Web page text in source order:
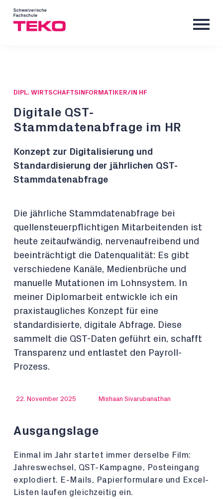
DIPL. WIRTSCHAFTSINFORMATIKER/IN HF
Digitale QST-
Stammdatenabfrage im HR
Konzept zur Digitalisierung und
Standardisierung der jährlichen QST-
Stammdatenabfrage
Die jährliche Stammdatenabfrage bei
quellensteuerpflichtigen Mitarbeitenden ist
heute zeitaufwändig, nervenaufreibend und
beeinträchtigt die Datenqualität: Es gibt
verschiedene Kanäle, Medienbrüche und
manuelle Mutationen im Lohnsystem. In
meiner Diplomarbeit entwickle ich ein
praxistaugliches Konzept für eine
standardisierte, digitale Abfrage. Diese
sammelt die QST-Daten geführt ein, schafft
Transparenz und entlastet den Payroll-
Prozess.
22. November 2025 Mishaan Sivarubanathan
Ausgangslage
Einmal im Jahr startet immer derselbe Film:
Jahreswechsel, QST-Kampagne, Posteingang
explodiert. E-Mails, Papierformulare und Excel-
Listen laufen gleichzeitig ein.